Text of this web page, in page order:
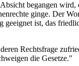
begangen wird,
ginge. Der
ist, das
Rechtsfrage
die Gesetze."